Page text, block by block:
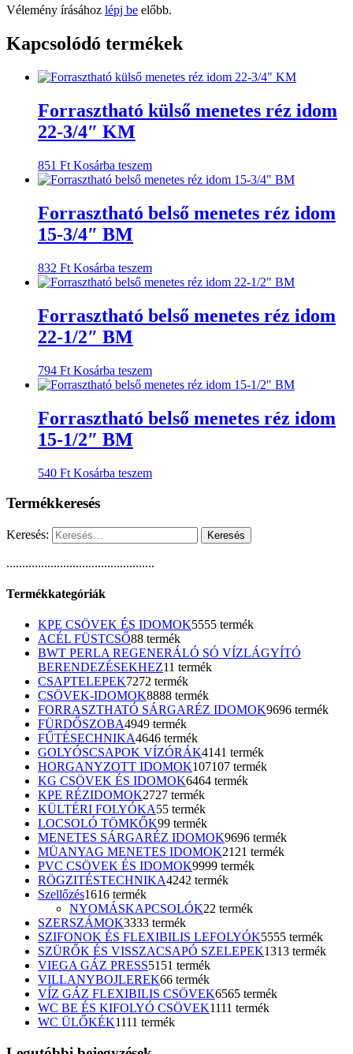
Vélemény írásához lépj be előbb.
Kapcsolódó termékek
Forrasztható külső menetes réz idom
22-3/4″ KM
851 Ft Kosárba teszem
Forrasztható belső menetes réz idom
15-3/4″ BM
832 Ft Kosárba teszem
Forrasztható belső menetes réz idom
22-1/2″ BM
794 Ft Kosárba teszem
Forrasztható belső menetes réz idom
15-1/2″ BM
540 Ft Kosárba teszem
Termékkeresés
Keresés:
...............................................
Termékkategóriák
KPE CSÖVEK ÉS IDOMOK5555 termék
ACÉL FÜSTCSŐ88 termék
BWT PERLA REGENERÁLÓ SÓ VÍZLÁGYÍTÓ
BERENDEZÉSEKHEZ11 termék
CSAPTELEPEK7272 termék
CSÖVEK-IDOMOK8888 termék
FORRASZTHATÓ SÁRGARÉZ IDOMOK9696 termék
FÜRDŐSZOBA4949 termék
FŰTÉSECHNIKA4646 termék
GOLYÓSCSAPOK VÍZÓRÁK4141 termék
HORGANYZOTT IDOMOK107107 termék
KG CSÖVEK ÉS IDOMOK6464 termék
KPE RÉZIDOMOK2727 termék
KÜLTÉRI FOLYÓKA55 termék
LOCSOLÓ TÖMKŐK99 termék
MENETES SÁRGARÉZ IDOMOK9696 termék
MÜANYAG MENETES IDOMOK2121 termék
PVC CSÖVEK ÉS IDOMOK9999 termék
RÖGZITÉSTECHNIKA4242 termék
Szellőzés1616 termék
NYOMÁSKAPCSOLÓK22 termék
SZERSZÁMOK3333 termék
SZIFONOK ÉS FLEXIBILIS LEFOLYÓK5555 termék
SZÜRŐK ÉS VISSZACSAPÓ SZELEPEK1313 termék
VIEGA GÁZ PRESS5151 termék
VILLANYBOJLEREK66 termék
VÍZ GÁZ FLEXIBILIS CSÖVEK6565 termék
WC BE ÉS KIFOLYÓ CSÖVEK1111 termék
WC ÜLŐKÉK1111 termék